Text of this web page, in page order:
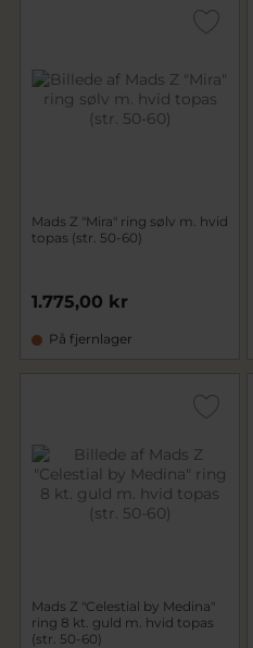
Mads Z "Mira" ring sølv m. hvid
topas (str. 50-60)
1.775,00 kr
På fjernlager
Mads Z "Celestial by Medina"
ring 8 kt. guld m. hvid topas
(str. 50-60)